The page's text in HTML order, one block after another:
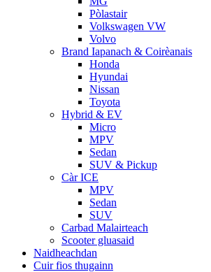
Pòlastair
Volkswagen VW
Volvo
Brand Iapanach & Coirèanais
Honda
Hyundai
Nissan
Toyota
Hybrid & EV
Micro
MPV
Sedan
SUV & Pickup
Càr ICE
MPV
Sedan
SUV
Carbad Malairteach
Scooter gluasaid
Naidheachdan
Cuir fios thugainn